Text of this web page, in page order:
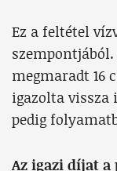
Ez a feltétel
szempontjából.
megmaradt 16
igazolta vissza
pedig
Az igazi díjat a